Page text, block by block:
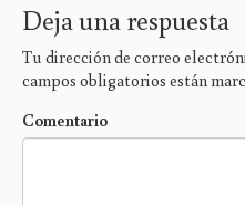
Deja una respuesta
Tu dirección de correo
campos obligatorios están
Comentario